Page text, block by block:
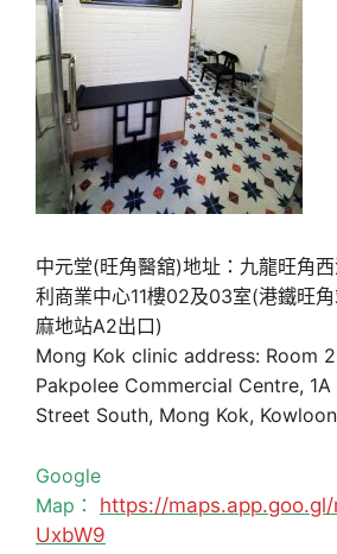
中元堂(旺角醫舘)地址：九龍旺角
利商業中心11樓02及03室(港鐵旺
麻地站A2出口)
Mong Kok clinic address: Room 2
Pakpolee Commercial Centre, 1A
Street South, Mong Kok,
Google
Map： https://maps.app.goo.gl/
UxbW9